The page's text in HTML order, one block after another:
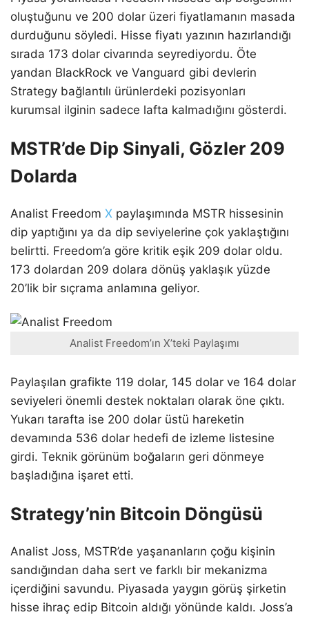
oluştuğunu ve 200 dolar üzeri fiyatlamanın masada
durduğunu söyledi. Hisse fiyatı yazının hazırlandığı
sırada 173 dolar civarında seyrediyordu. Öte
yandan BlackRock ve Vanguard gibi devlerin
Strategy bağlantılı ürünlerdeki pozisyonları
kurumsal ilginin sadece lafta kalmadığını gösterdi.
MSTR’de Dip Sinyali, Gözler 209
Dolarda
Analist Freedom X paylaşımında MSTR hissesinin
dip yaptığını ya da dip seviyelerine çok yaklaştığını
belirtti. Freedom’a göre kritik eşik 209 dolar oldu.
173 dolardan 209 dolara dönüş yaklaşık yüzde
20’lik bir sıçrama anlamına geliyor.
Analist Freedom’ın X’teki Paylaşımı
Paylaşılan grafikte 119 dolar, 145 dolar ve 164 dolar
seviyeleri önemli destek noktaları olarak öne çıktı.
Yukarı tarafta ise 200 dolar üstü hareketin
devamında 536 dolar hedefi de izleme listesine
girdi. Teknik görünüm boğaların geri dönmeye
başladığına işaret etti.
Strategy’nin Bitcoin Döngüsü
Analist Joss, MSTR’de yaşananların çoğu kişinin
sandığından daha sert ve farklı bir mekanizma
içerdiğini savundu. Piyasada yaygın görüş şirketin
hisse ihraç edip Bitcoin aldığı yönünde kaldı. Joss’a